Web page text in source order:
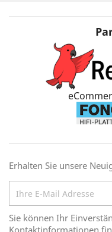
Erhalten Sie unsere
Sie können Ihr
Kontaktinformationen